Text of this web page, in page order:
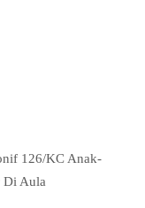
126/KC Anak-
Di Aula